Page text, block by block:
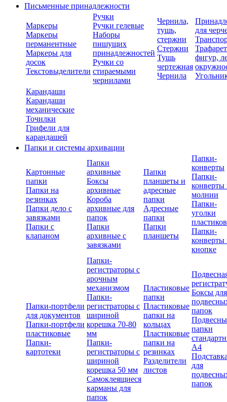
Письменные принадлежности
Маркеры
Маркеры
перманентные
Маркеры для
досок
Текстовыделители
Ручки
Ручки гелевые
Наборы
пишущих
принадлежностей
Ручки со
стираемыми
чернилами
Чернила,
тушь,
стержни
Стержни
Тушь
чертежная
Чернила
для
фигур,
Карандаши
Карандаши
механические
Точилки
Грифели для
карандашей
Папки и системы архивации
Картонные
папки
Папки на
резинках
Папки дело с
завязками
Папки с
клапаном
Папки
архивные
Боксы
архивные
Короба
архивные для
папок
Папки
архивные с
завязками
Папки
планшеты и
адресные
папки
Адресные
папки
Папки
планшеты
Папки-
конверты
Папки-
конверты
молнии
Папки-
уголки
Папки-
конверты
кнопке
Папки-портфели
для документов
Папки-портфели
пластиковые
Папки-
картотеки
Папки-
регистраторы с
арочным
механизмом
Папки-
регистраторы с
шириной
корешка 70-80
мм
Папки-
регистраторы с
шириной
корешка 50 мм
Самоклеящиеся
карманы для
папок
Пластиковые
папки
Пластиковые
папки на
кольцах
Пластиковые
папки на
резинках
Разделители
листов
Боксы для
папок
папки
А4
для
папок